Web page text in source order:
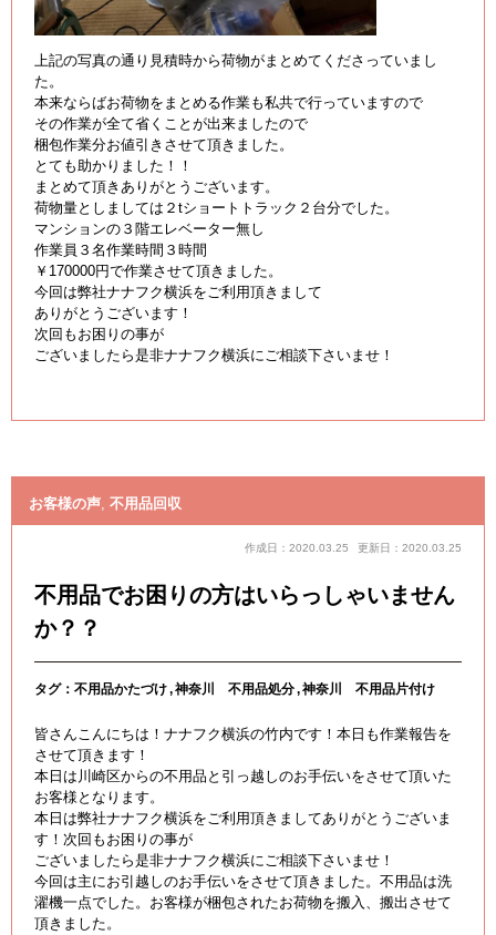
上記の写真の通り見積時から荷物がまとめてくださっていまし
た。
本来ならばお荷物をまとめる作業も私共で行っていますので
その作業が全て省くことが出来ましたので
梱包作業分お値引きさせて頂きました。
とても助かりました！！
まとめて頂きありがとうございます。
荷物量としましては２tショートトラック２台分でした。
マンションの３階エレベーター無し
作業員３名作業時間３時間
￥170000円で作業させて頂きました。
今回は弊社ナナフク横浜をご利用頂きまして
ありがとうございます！
次回もお困りの事が
ございましたら是非ナナフク横浜にご相談下さいませ！
お客様の声 不用品回収
作成日：2020.03.25 更新日：2020.03.25
不用品でお困りの方はいらっしゃいません
か？？
タグ： 不用品かたづけ 神奈川 不用品処分 神奈川 不用品片付け
皆さんこんにちは！ナナフク横浜の竹内です！本日も作業報告を
させて頂きます！
本日は川崎区からの不用品と引っ越しのお手伝いをさせて頂いた
お客様となります。
本日は弊社ナナフク横浜をご利用頂きましてありがとうございま
す！次回もお困りの事が
ございましたら是非ナナフク横浜にご相談下さいませ！
今回は主にお引越しのお手伝いをさせて頂きました。不用品は洗
濯機一点でした。お客様が梱包されたお荷物を搬入、搬出させて
頂きました。